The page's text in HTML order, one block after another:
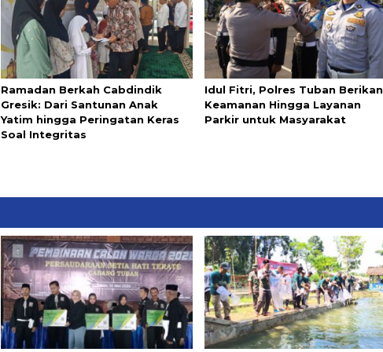
Ramadan Berkah Cabdindik
Gresik: Dari Santunan Anak
Yatim hingga Peringatan Keras
Soal Integritas
Idul Fitri, Polres Tuban Berikan
Keamanan Hingga Layanan
Parkir untuk Masyarakat